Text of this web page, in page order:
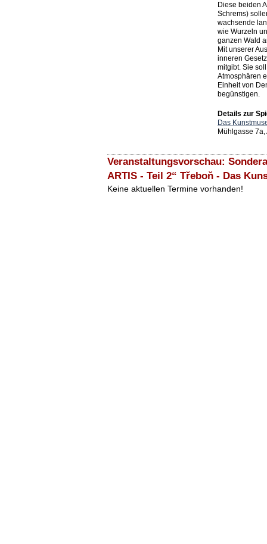
Diese beiden
Schrems)
wachsende
wie Wurzeln
ganzen Wald
Mit unserer
inneren
mitgibt. Sie
Atmosphären
Einheit von
begünstigen.
Details zur
Das
Mühlgasse
Veranstaltungsvorschau:
ARTIS - Teil 2“ Třeboň - Das
Keine aktuellen Termine vorhanden!